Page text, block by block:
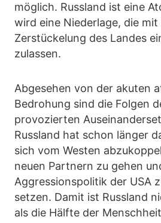
möglich. Russland ist eine
wird eine Niederlage, die mit
Zerstückelung des Landes
zulassen.
Abgesehen von der akuten
Bedrohung sind die Folgen
provozierten
Russland hat schon länger
sich vom Westen
neuen Partnern zu gehen
Aggressionspolitik der USA
setzen. Damit ist Russland
als die Hälfte der